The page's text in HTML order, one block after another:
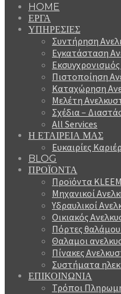
HOME
ΕΡΓΑ
ΥΠΗΡΕΣΙΕΣ
Συντήρηση
Εγκατάσταση
Πιστοποίηση
Καταχώρηση
Μελέτη
Σχέδια –
All Services
Η ΕΤΑΙΡΕΙΑ ΜΑΣ
Ευκαιρίες
BLOG
ΠΡΟΪΟΝΤΑ
Προϊόντα
Μηχανικοί
Υδραυλικοί
Οικιακός
Πόρτες
Θαλαμοι
Πίνακες
Συστήματα
ΕΠΙΚΟΙΝΩΝΙΑ
Τρόποι